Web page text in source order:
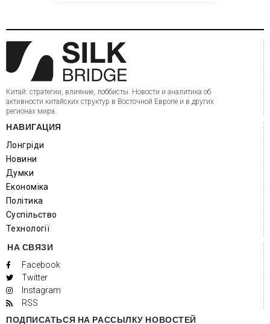
Китай: стратегии, влияние, лоббисты. Новости и аналитика об
активности китайских структур в Восточной Европе и в других
регионах мира.
НАВИГАЦИЯ
Лонгріди
Новини
Думки
Економіка
Політика
Суспільство
Технології
НА СВЯЗИ
Facebook
Twitter
Instagram
RSS
ПОДПИСАТЬСЯ НА РАССЫЛКУ НОВОСТЕЙ